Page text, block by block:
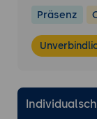
Erweiterte
Präsenz